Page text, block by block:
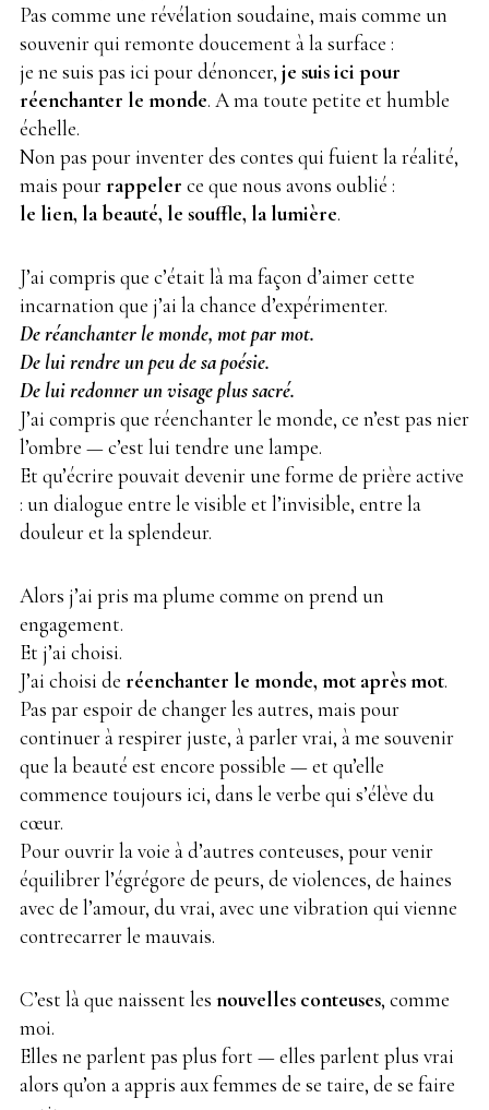
Pas comme une révélation soudaine, mais comme un
souvenir qui remonte doucement à la surface :
je ne suis pas ici pour dénoncer, je suis ici pour
réenchanter le monde. A ma toute petite et humble
échelle.
Non pas pour inventer des contes qui fuient la réalité,
mais pourrappeler ce que nous avons oublié :
le lien, la beauté, le souffle, la lumière.
J’ai compris que c’était là ma façon d’aimer cette
incarnation que j’ai la chance d’expérimenter.
De réanchanter le monde, mot par mot.
De lui rendre un peu de sa poésie.
De lui redonner un visage plus sacré.
J’ai compris que réenchanter le monde, ce n’est pas nier
l’ombre — c’est lui tendre une lampe.
Et qu’écrire pouvait devenir une forme de prière active
: un dialogue entre le visible et l’invisible, entre la
douleur et la splendeur.
Alors j’ai pris ma plume comme on prend un
engagement.
Et j’ai choisi.
J’ai choisi de réenchanter le monde, mot après mot.
Pas par espoir de changer les autres, mais pour
continuer à respirer juste, à parler vrai, à me souvenir
que la beauté est encore possible — et qu’elle
commence toujours ici, dans le verbe qui s’élève du
cœur.
Pour ouvrir la voie à d’autres conteuses, pour venir
équilibrer l’égrégore de peurs, de violences, de haines
avec de l’amour, du vrai, avec une vibration qui vienne
contrecarrer le mauvais.
C’est là que naissent les nouvelles conteuses, comme
moi.
Elles ne parlent pas plus fort — elles parlent plus vrai
alors qu’on a appris aux femmes de se taire, de se faire